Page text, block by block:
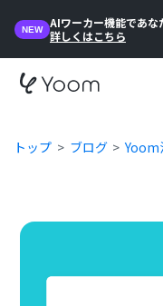
NEW
AIワーカー機能であな
詳しくはこちら
トップ ブログ Yoom